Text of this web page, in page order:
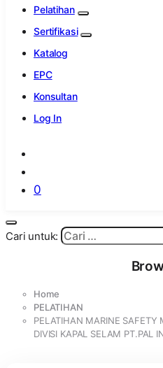
Pelatihan
Sertifikasi
Katalog
EPC
Konsultan
Log In
0
Cari untuk:
Home
PELATIHAN
PELATIHAN MARINE SAFETY
DIVISI KAPAL SELAM PT.PAL